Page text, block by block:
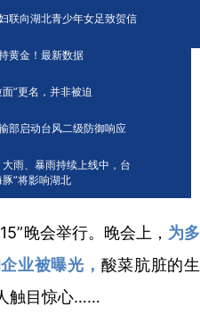
联向湖北青少年女足致贺信
黄金！最新数据
面”更名，并非被迫
部启动台风二级防御响应
雨、暴雨持续上线中，台
豚”将影响湖北
！下架！
晚会举行。晚会上， 为多
业被曝光， 酸菜肮脏的生
触目惊心……